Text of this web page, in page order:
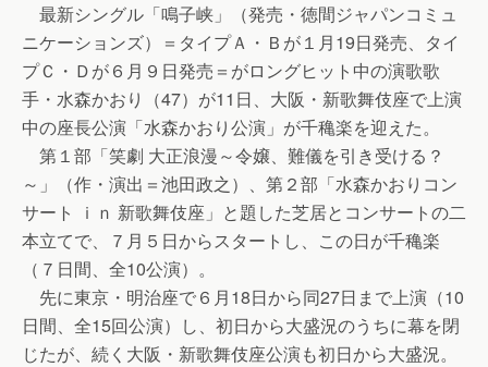
最新シングル「鳴子峡」（発売・徳間ジャパンコミュ
ニケーションズ）＝タイプＡ・Ｂが１月19日発売、タイ
プＣ・Ｄが６月９日発売＝がロングヒット中の演歌歌
手・水森かおり（47）が11日、大阪・新歌舞伎座で上演
中の座長公演「水森かおり公演」が千穐楽を迎えた。
第１部「笑劇 大正浪漫～令嬢、難儀を引き受ける？
～」（作・演出＝池田政之）、第２部「水森かおりコン
サート ｉｎ 新歌舞伎座」と題した芝居とコンサートの二
本立てで、７月５日からスタートし、この日が千穐楽
（７日間、全10公演）。
先に東京・明治座で６月18日から同27日まで上演（10
日間、全15回公演）し、初日から大盛況のうちに幕を閉
じたが、続く大阪・新歌舞伎座公演も初日から大盛況。